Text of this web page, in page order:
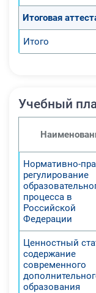
Итоговая
Итого
Учебный
Нормативно-
регулирование
процесса в
Российской
Федерации
Ценностный
содержание
современного
образования